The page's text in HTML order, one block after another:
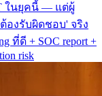
ในยุคนี้ — แต่ผู้
องรับผิดชอบ' จริง
ที่ดี + SOC report +
risk